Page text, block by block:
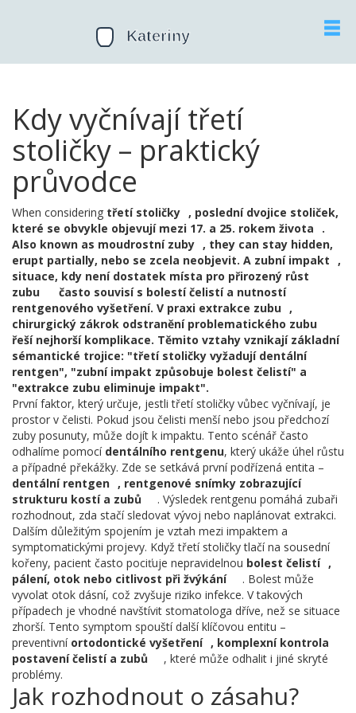
Kdy vyčnívají třetí
stoličky – praktický
průvodce
When considering třetí stoličky , poslední dvojice stoliček,
které se obvykle objevují mezi 17. a 25. rokem života
.
Also known as moudrostní zuby , they can stay hidden,
erupt partially, nebo se zcela neobjevit. A zubní impakt
,
situace, kdy není dostatek místa pro přirozený růst
zubu
často souvisí s bolestí čelistí a nutností
rentgenového vyšetření. V praxi extrakce zubu ,
chirurgický zákrok odstranění problematického zubu
řeší nejhorší komplikace. Těmito vztahy vznikají základní
sémantické trojice: "třetí stoličky vyžadují dentální
rentgen", "zubní impakt způsobuje bolest čelistí" a
"extrakce zubu eliminuje impakt".
První faktor, který určuje, jestli třetí stoličky vůbec vyčnívají, je
prostor v čelisti. Pokud jsou čelisti menší nebo jsou předchozí
zuby posunuty, může dojít k impaktu. Tento scénář často
odhalíme pomocí dentálního rentgenu, který ukáže úhel růstu
a případné překážky. Zde se setkává první podřízená entita –
dentální rentgen , rentgenové snímky zobrazující
strukturu kostí a zubů
. Výsledek rentgenu pomáhá zubaři
rozhodnout, zda stačí sledovat vývoj nebo naplánovat extrakci.
Dalším důležitým spojením je vztah mezi impaktem a
symptomatickými projevy. Když třetí stoličky tlačí na sousední
kořeny, pacient často pociťuje nepravidelnou bolest čelistí ,
pálení, otok nebo citlivost při žvýkání
. Bolest může
vyvolat otok dásní, což zvyšuje riziko infekce. V takových
případech je vhodné navštívit stomatologa dříve, než se situace
zhorší. Tento symptom spouští další klíčovou entitu –
preventivní ortodontické vyšetření , komplexní kontrola
postavení čelistí a zubů
, které může odhalit i jiné skryté
problémy.
Jak rozhodnout o zásahu?